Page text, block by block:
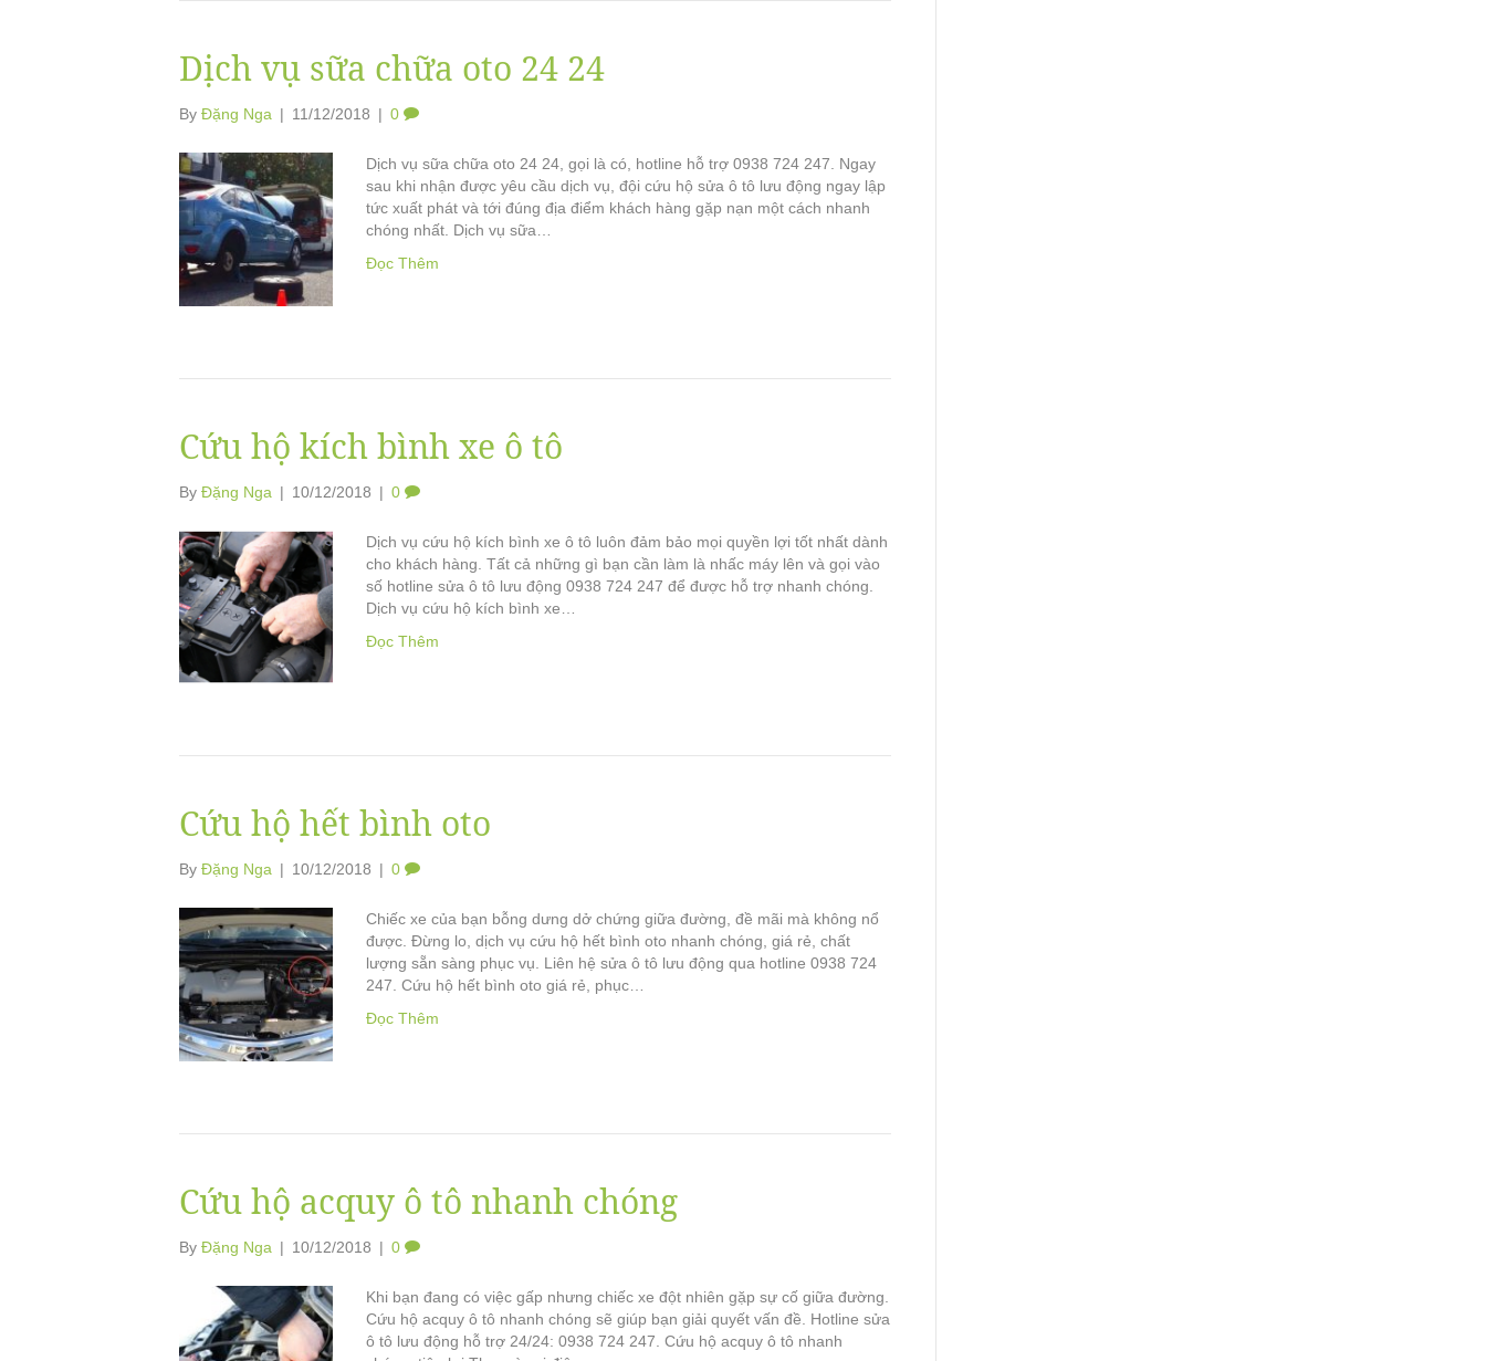
Dịch vụ sữa chữa oto 24 24
By Đặng Nga | 11/12/2018 | 0
Dịch vụ sữa chữa oto 24 24, gọi là có, hotline hỗ trợ 0938 724 247. Ngay
sau khi nhận được yêu cầu dịch vụ, đội cứu hộ sửa ô tô lưu động ngay lập
tức xuất phát và tới đúng địa điểm khách hàng gặp nạn một cách nhanh
chóng nhất. Dịch vụ sữa…
Đọc Thêm
Cứu hộ kích bình xe ô tô
By Đặng Nga | 10/12/2018 | 0
Dịch vụ cứu hộ kích bình xe ô tô luôn đảm bảo mọi quyền lợi tốt nhất dành
cho khách hàng. Tất cả những gì bạn cần làm là nhấc máy lên và gọi vào
số hotline sửa ô tô lưu động 0938 724 247 để được hỗ trợ nhanh chóng.
Dịch vụ cứu hộ kích bình xe…
Đọc Thêm
Cứu hộ hết bình oto
By Đặng Nga | 10/12/2018 | 0
Chiếc xe của bạn bỗng dưng dở chứng giữa đường, đề mãi mà không nổ
được. Đừng lo, dịch vụ cứu hộ hết bình oto nhanh chóng, giá rẻ, chất
lượng sẵn sàng phục vụ. Liên hệ sửa ô tô lưu động qua hotline 0938 724
247. Cứu hộ hết bình oto giá rẻ, phục…
Đọc Thêm
Cứu hộ acquy ô tô nhanh chóng
By Đặng Nga | 10/12/2018 | 0
Khi bạn đang có việc gấp nhưng chiếc xe đột nhiên gặp sự cố giữa đường.
Cứu hộ acquy ô tô nhanh chóng sẽ giúp bạn giải quyết vấn đề. Hotline sửa
ô tô lưu động hỗ trợ 24/24: 0938 724 247. Cứu hộ acquy ô tô nhanh